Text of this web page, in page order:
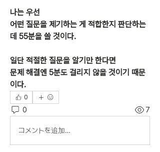
나는 우선
어떤 질문을 제기하는 게 적합한지 판단하는
데 55분을 쓸 것이다.
일단 적절한 질문을 알기만 한다면
문제 해결엔 5분도 걸리지 않을 것이기 때문
이다.
0
0 7
コメントを追加…